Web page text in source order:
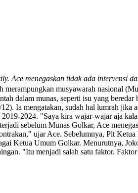
Ace menegaskan tidak ada intervensi
merampungkan musyawarah nasional
dalam munas, seperti isu yang
Ia mengatakan, sudah hal lumrah jika
2024. "Saya kira wajar-wajar aja
sebelum Munas Golkar, Ace
ujar Ace. Sebelumnya, Plt
Ketua Umum Golkar. Menurutnya,
"Itu menjadi salah satu faktor.